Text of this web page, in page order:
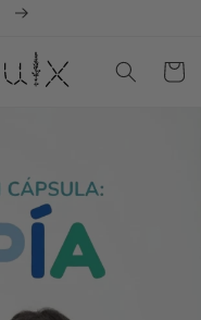
Carrito